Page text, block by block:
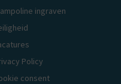
ingraven
Policy
consent